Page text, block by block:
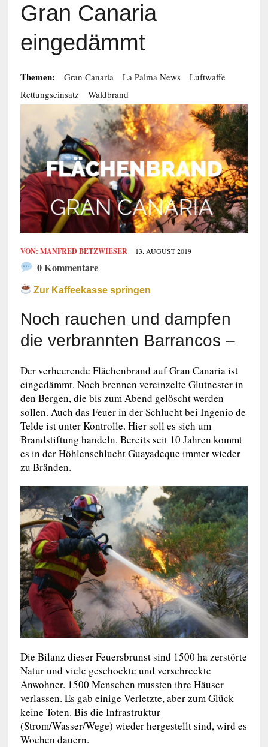
Gran Canaria
eingedämmt
Themen: Gran Canaria La Palma News
Luftwaffe
Rettungseinsatz
Waldbrand
VON: MANFRED BETZWIESER 13. AUGUST 2019
0 Kommentare
Zur Kaffeekasse springen
Noch rauchen und dampfen
die verbrannten Barrancos –
Der verheerende Flächenbrand auf Gran Canaria ist
eingedämmt. Noch brennen vereinzelte Glutnester in
den Bergen, die bis zum Abend gelöscht werden
sollen. Auch das Feuer in der Schlucht bei Ingenio de
Telde ist unter Kontrolle. Hier soll es sich um
Brandstiftung handeln. Bereits seit 10 Jahren kommt
es in der Höhlenschlucht Guayadeque immer wieder
zu Bränden.
Die Bilanz dieser Feuersbrunst sind 1500 ha zerstörte
Natur und viele geschockte und verschreckte
Anwohner. 1500 Menschen mussten ihre Häuser
verlassen. Es gab einige Verletzte, aber zum Glück
keine Toten. Bis die Infrastruktur
(Strom/Wasser/Wege) wieder hergestellt sind, wird es
Wochen dauern.